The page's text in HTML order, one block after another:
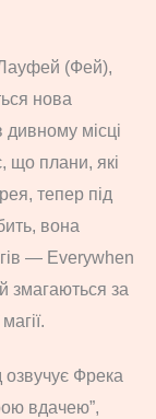
(Фей),
нова
місці
що плани, які
тепер під
вона
— Everywhen
змагаються за
Фрека
вдачею”,